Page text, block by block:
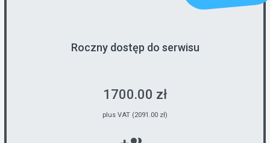
Roczny dostęp do serwisu
1700.00 zł
plus VAT (2091.00 zł)